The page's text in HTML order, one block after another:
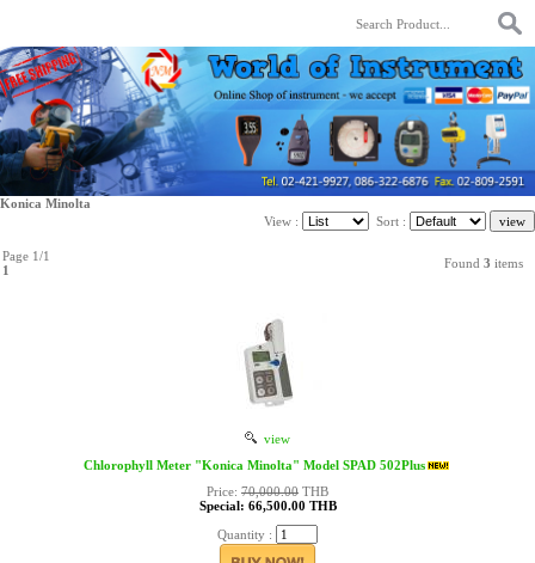
Konica Minolta
View :
Sort :
Page 1/1
1
Found 3 items
view
Chlorophyll Meter "Konica Minolta" Model SPAD 502Plus
Price: 70,000.00 THB
Special: 66,500.00 THB
Quantity :